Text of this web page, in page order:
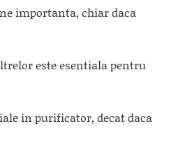
importanta, chiar daca
este esentiala pentru
in purificator, decat daca